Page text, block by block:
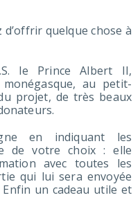
d’offrir quelque chose à
le Prince Albert II,
au petit-
projet, de très beaux
en indiquant les
de votre choix : elle
avec toutes les
qui lui sera envoyée
un cadeau utile et